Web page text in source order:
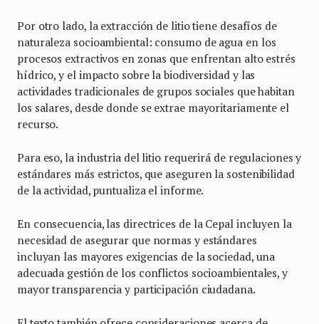
Por otro lado, la extracción de litio tiene desafíos de
naturaleza socioambiental: consumo de agua en los
procesos extractivos en zonas que enfrentan alto estrés
hídrico, y el impacto sobre la biodiversidad y las
actividades tradicionales de grupos sociales que habitan
los salares, desde donde se extrae mayoritariamente el
recurso.
Para eso, la industria del litio requerirá de regulaciones y
estándares más estrictos, que aseguren la sostenibilidad
de la actividad, puntualiza el informe.
En consecuencia, las directrices de la Cepal incluyen la
necesidad de asegurar que normas y estándares
incluyan las mayores exigencias de la sociedad, una
adecuada gestión de los conflictos socioambientales, y
mayor transparencia y participación ciudadana.